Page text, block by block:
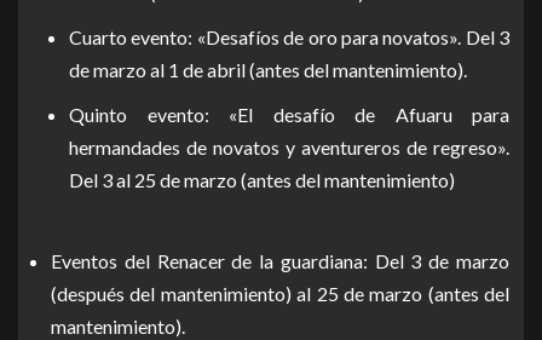
Cuarto evento: «Desafíos de oro para novatos». Del 3
de marzo al 1 de abril (antes del mantenimiento).
Quinto evento: «El desafío de Afuaru para
hermandades de novatos y aventureros de regreso».
Del 3 al 25 de marzo (antes del mantenimiento)
Eventos del Renacer de la guardiana: Del 3 de marzo
(después del mantenimiento) al 25 de marzo (antes del
mantenimiento).